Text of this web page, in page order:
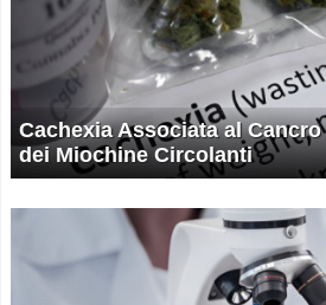
Cachexia Associata al
dei Miochine Circolanti